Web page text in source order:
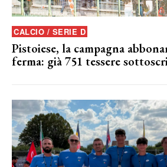
CALCIO / SERIE D
Pistoiese, la campagna
ferma: già 751 tessere